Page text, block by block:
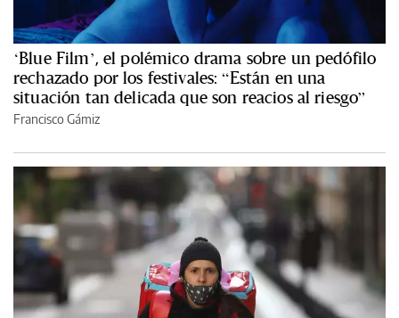
‘Blue Film’, el polémico drama sobre un pedófilo
rechazado por los festivales: “Están en una
situación tan delicada que son reacios al riesgo”
Francisco Gámiz